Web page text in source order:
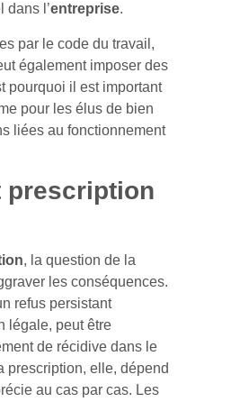
dans l’entreprise.
par le code du travail,
également imposer des
pourquoi il est important
pour les élus de bien
liées au fonctionnement
prescription
, la question de la
les conséquences.
refus persistant
légale, peut être
de récidive dans le
prescription, elle, dépend
au cas par cas. Les